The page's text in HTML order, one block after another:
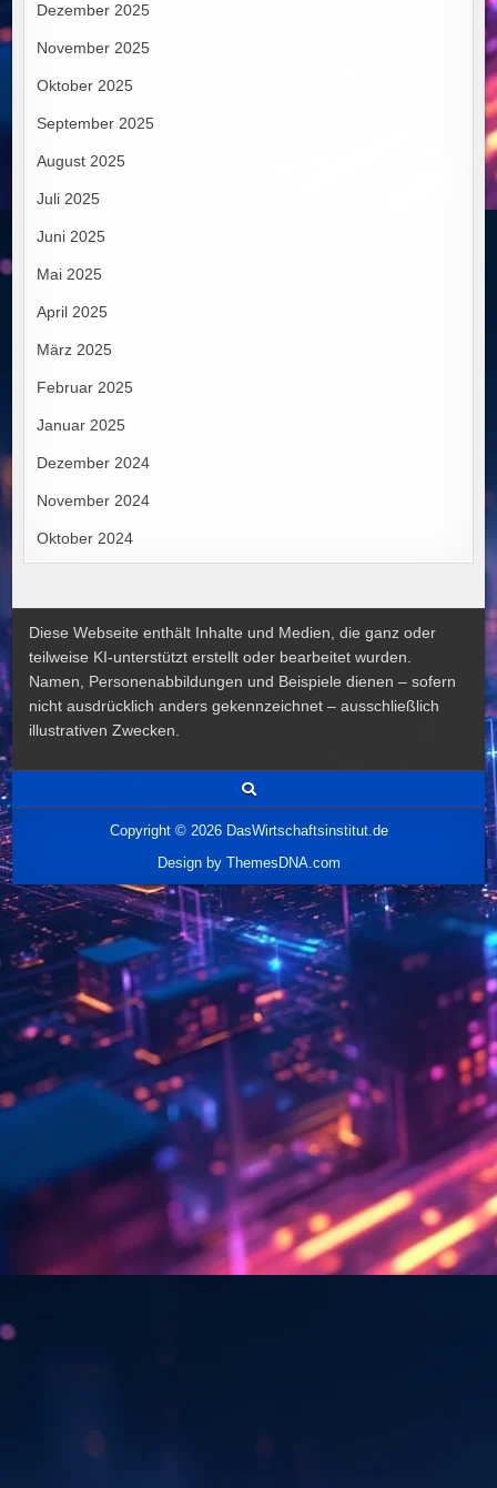
Dezember 2025
November 2025
Oktober 2025
September 2025
August 2025
Juli 2025
Juni 2025
Mai 2025
April 2025
März 2025
Februar 2025
Januar 2025
Dezember 2024
November 2024
Oktober 2024
Diese Webseite enthält Inhalte und Medien, die ganz oder
teilweise KI-unterstützt erstellt oder bearbeitet wurden.
Namen, Personenabbildungen und Beispiele dienen – sofern
nicht ausdrücklich anders gekennzeichnet – ausschließlich
illustrativen Zwecken.
Copyright © 2026 DasWirtschaftsinstitut.de
Design by ThemesDNA.com